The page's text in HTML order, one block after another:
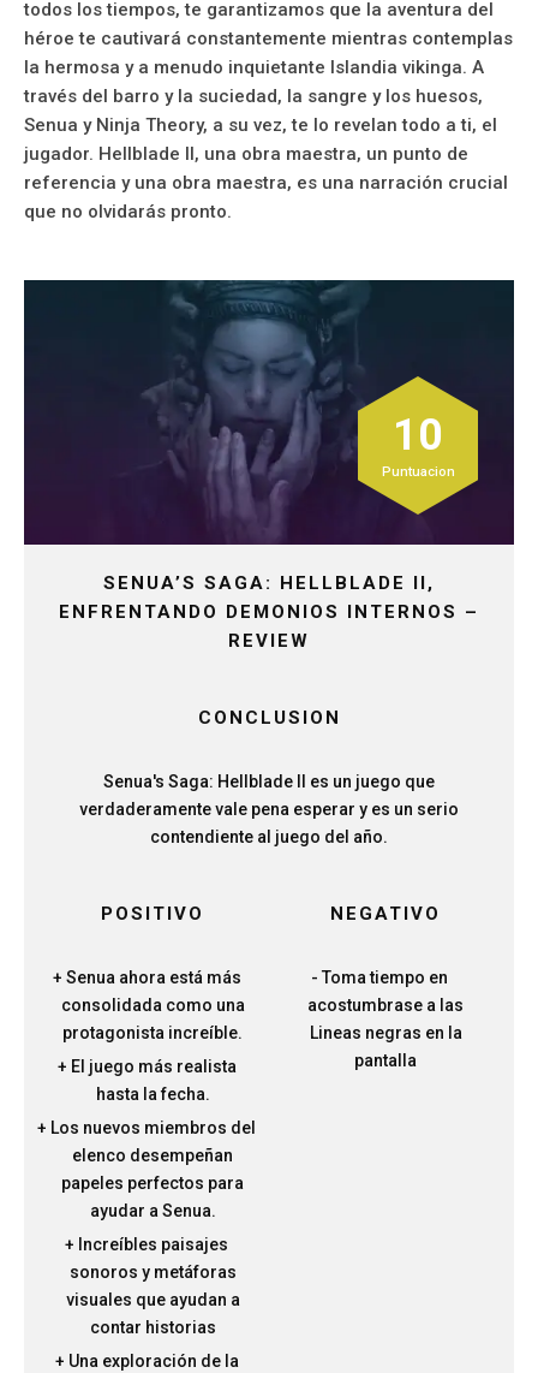
todos los tiempos, te garantizamos que la aventura del
héroe te cautivará constantemente mientras contemplas
la hermosa y a menudo inquietante Islandia vikinga. A
través del barro y la suciedad, la sangre y los huesos,
Senua y Ninja Theory, a su vez, te lo revelan todo a ti, el
jugador. Hellblade II, una obra maestra, un punto de
referencia y una obra maestra, es una narración crucial
que no olvidarás pronto.
SENUA’S SAGA: HELLBLADE II,
ENFRENTANDO DEMONIOS INTERNOS –
REVIEW
CONCLUSION
Senua's Saga: Hellblade II es un juego que
verdaderamente vale pena esperar y es un serio
contendiente al juego del año.
POSITIVO
Senua ahora está más
consolidada como una
protagonista increíble.
El juego más realista
hasta la fecha.
Los nuevos miembros del
elenco desempeñan
papeles perfectos para
ayudar a Senua.
Increíbles paisajes
sonoros y metáforas
visuales que ayudan a
contar historias
Una exploración de la
NEGATIVO
Toma tiempo en
acostumbrase a las
Lineas negras en la
pantalla
10
Puntuacion